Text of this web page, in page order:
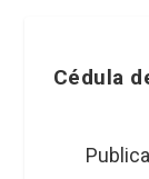
Cédula